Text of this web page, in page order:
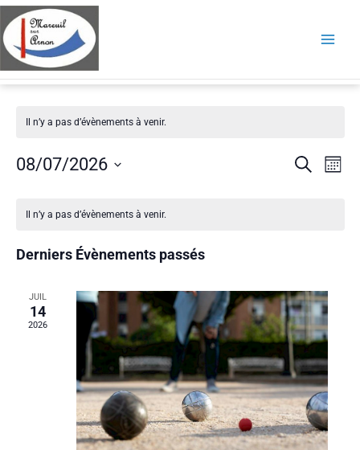
Aller
au
contenu
Associations
Il n’y a pas d’évènements à venir.
Recherche
Mois
08/07/2026
date.
deIl n’y a pas d’évènements à venir.
Derniers Évènements passés
JUIL
14
2026